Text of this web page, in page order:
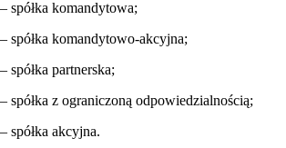
– spółka komandytowa;
– spółka komandytowo-akcyjna;
– spółka partnerska;
– spółka z ograniczoną odpowiedzialnością;
– spółka akcyjna.